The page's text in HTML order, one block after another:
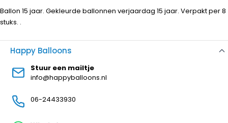
Ballon 15 jaar. Gekleurde ballonnen verjaardag 15 jaar. Verpakt per 8
stuks. .
Happy Balloons
Stuur een mailtje
info@happyballoons.nl
06-24433930